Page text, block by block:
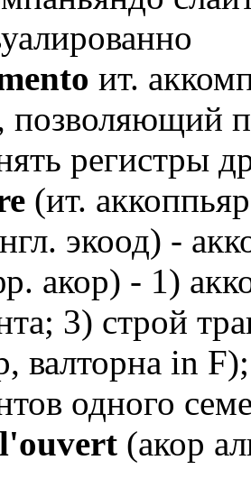
ит.
позволяющий
регистры
(ит.
экоод) -
акор) - 1)
3) строй
валторна in
одного
(акор